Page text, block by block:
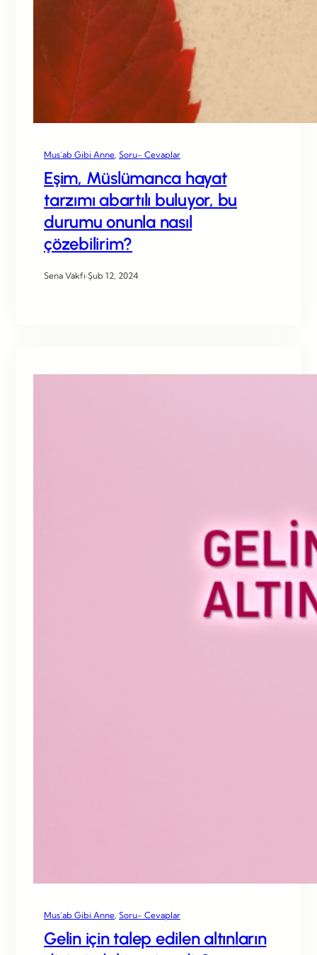
Mus’ab Gibi Anne Soru- Cevaplar
Eşim, Müslümanca hayat
tarzımı abartılı buluyor, bu
durumu onunla nasıl
çözebilirim?
Sena Vakfı·Şub 12, 2024
Mus’ab Gibi Anne Soru- Cevaplar
Gelin için talep edilen altınların